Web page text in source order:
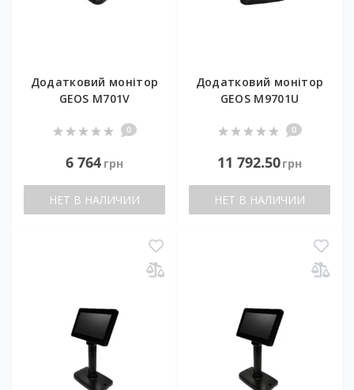
Додатковий монітор
GEOS M701V
0
6 764 грн
НЕТ В НАЛИЧИИ
Додатковий монітор
GEOS M9701U
0
11 792.50грн
НЕТ В НАЛИЧИИ